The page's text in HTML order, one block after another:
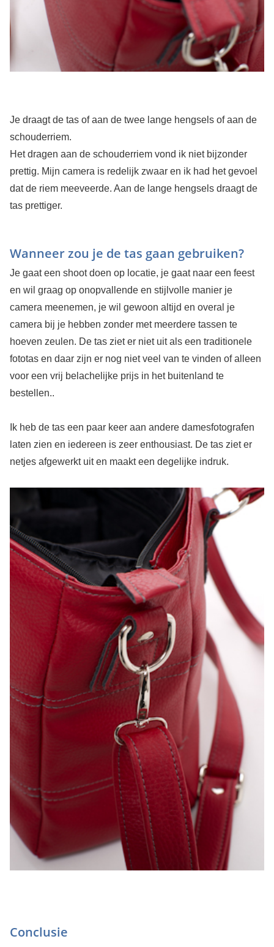
Je draagt de tas of aan de twee lange hengsels of aan de
schouderriem.
Het dragen aan de schouderriem vond ik niet bijzonder
prettig. Mijn camera is redelijk zwaar en ik had het gevoel
dat de riem meeveerde. Aan de lange hengsels draagt de
tas prettiger.
Wanneer zou je de tas gaan gebruiken?
Je gaat een shoot doen op locatie, je gaat naar een feest
en wil graag op onopvallende en stijlvolle manier je
camera meenemen, je wil gewoon altijd en overal je
camera bij je hebben zonder met meerdere tassen te
hoeven zeulen. De tas ziet er niet uit als een traditionele
fototas en daar zijn er nog niet veel van te vinden of alleen
voor een vrij belachelijke prijs in het buitenland te
bestellen..
Ik heb de tas een paar keer aan andere damesfotografen
laten zien en iedereen is zeer enthousiast. De tas ziet er
netjes afgewerkt uit en maakt een degelijke indruk.
Conclusie